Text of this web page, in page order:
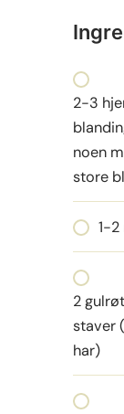
2-3
noen
store
1-2
2
staver
har)